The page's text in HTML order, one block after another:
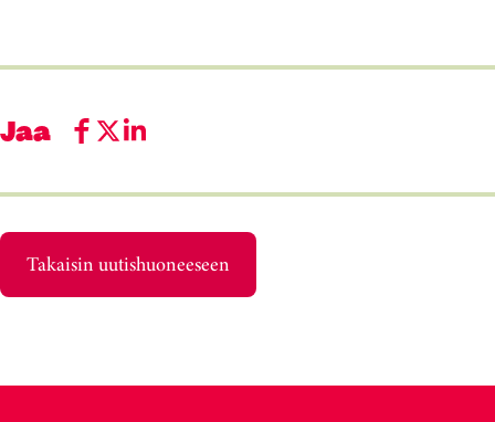
Jaa
Takaisin uutishuoneeseen